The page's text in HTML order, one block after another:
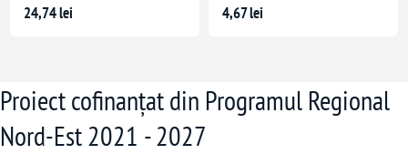
24,74 lei 4,67 lei
Proiect cofinanțat din Programul Regional
Nord-Est 2021 - 2027